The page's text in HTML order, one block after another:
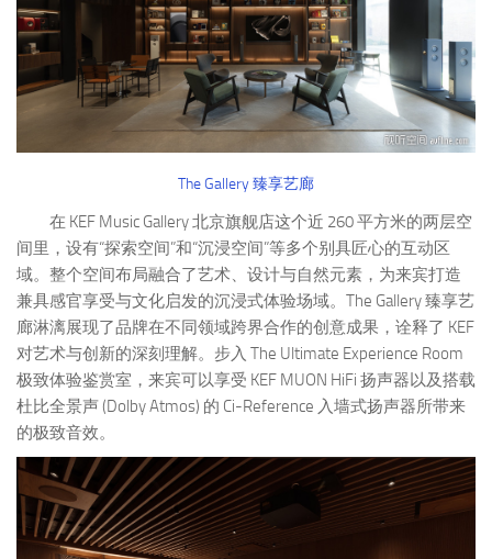
The Gallery 臻享艺廊
在 KEF Music Gallery 北京旗舰店这个近 260 平方米的两层空
间里，设有“探索空间”和“沉浸空间”等多个别具匠心的互动区
域。整个空间布局融合了艺术、设计与自然元素，为来宾打造
兼具感官享受与文化启发的沉浸式体验场域。The Gallery 臻享艺
廊淋漓展现了品牌在不同领域跨界合作的创意成果，诠释了 KEF
对艺术与创新的深刻理解。步入 The Ultimate Experience Room
极致体验鉴赏室，来宾可以享受 KEF MUON HiFi 扬声器以及搭载
杜比全景声 (Dolby Atmos) 的 Ci-Reference 入墙式扬声器所带来
的极致音效。